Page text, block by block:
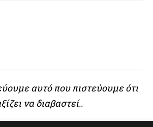
αυτό που πιστεύουμε ότι
να διαβαστεί..